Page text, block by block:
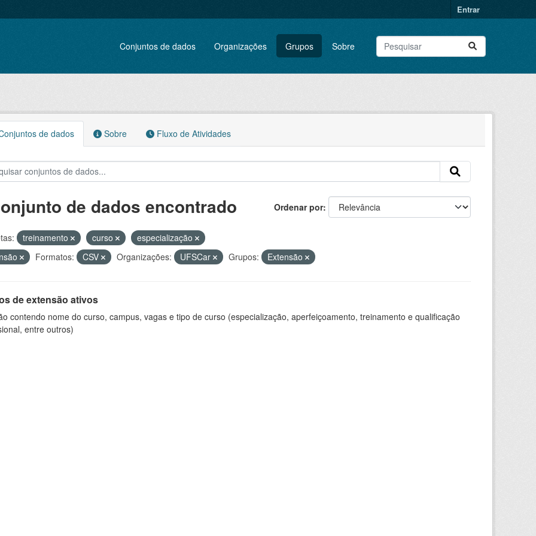
Entrar
Conjuntos de dados Organizações Grupos Sobre
de dados Sobre Fluxo de Atividades
Ordenar por
de dados encontrado
treinamento curso
especialização
Formatos: CSV Organizações: UFSCar Grupos: Extensão
de extensão ativos
contendo nome do curso, campus, vagas e tipo de curso (especialização, aperfeiçoamento, treinamento e qualificação
entre outros)